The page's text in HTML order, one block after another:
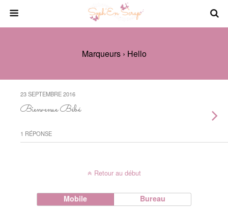
Marqueurs › Hello
23 SEPTEMBRE 2016
Bienvenue Bébé
1 RÉPONSE
Retour au début
Mobile Bureau